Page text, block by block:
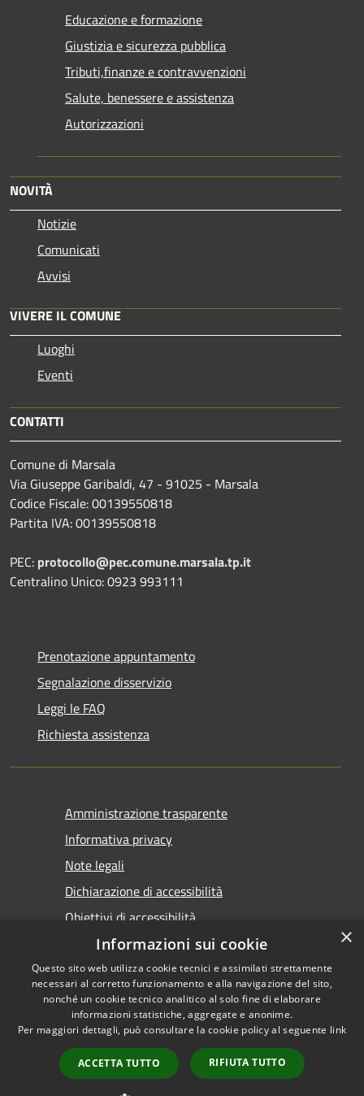
Educazione e formazione
Giustizia e sicurezza pubblica
Tributi,finanze e contravvenzioni
Salute, benessere e assistenza
Autorizzazioni
NOVITÀ
Notizie
Comunicati
Avvisi
VIVERE IL COMUNE
Luoghi
Eventi
CONTATTI
Comune di Marsala
Via Giuseppe Garibaldi, 47 - 91025 - Marsala
Codice Fiscale: 00139550818
Partita IVA: 00139550818
PEC: protocollo@pec.comune.marsala.tp.it
Centralino Unico: 0923 993111
Prenotazione appuntamento
Segnalazione disservizio
Leggi le FAQ
Richiesta assistenza
Amministrazione trasparente
Informativa privacy
Note legali
Dichiarazione di accessibilità
Obiettivi di accessibilità
Accessibilità
Copyright © 2026 • Comune di
Marsala • Powered by
Municipium•
Accesso
redazione
×
Informazioni sui cookie
Questo sito web utilizza cookie tecnici e assimilati strettamente
necessari al corretto funzionamento e alla navigazione del sito,
nonché un cookie tecnico analitico al solo fine di elaborare
informazioni statistiche, aggregate e anonime.
Per maggiori dettagli, può consultare la cookie policy al seguente link
ACCETTA TUTTO RIFIUTA TUTTO